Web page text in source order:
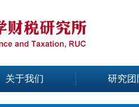
关于我们 研究团